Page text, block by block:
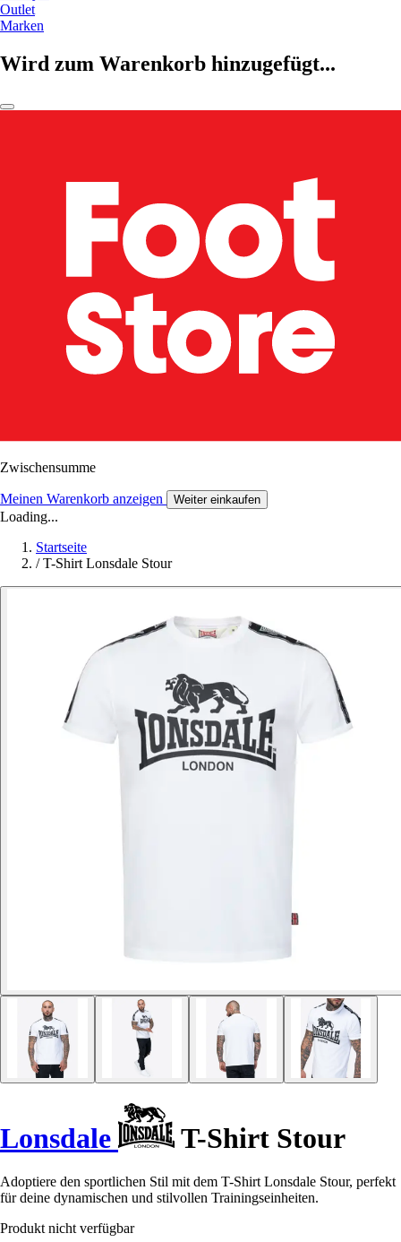
Outlet
Marken
Wird zum Warenkorb hinzugefügt...
Zwischensumme
Meinen Warenkorb anzeigen Weiter einkaufen
Loading...
Startseite
/ T-Shirt Lonsdale Stour
Lonsdale T-Shirt Stour
Adoptiere den sportlichen Stil mit dem T-Shirt Lonsdale Stour, perfekt
für deine dynamischen und stilvollen Trainingseinheiten.
Produkt nicht verfügbar